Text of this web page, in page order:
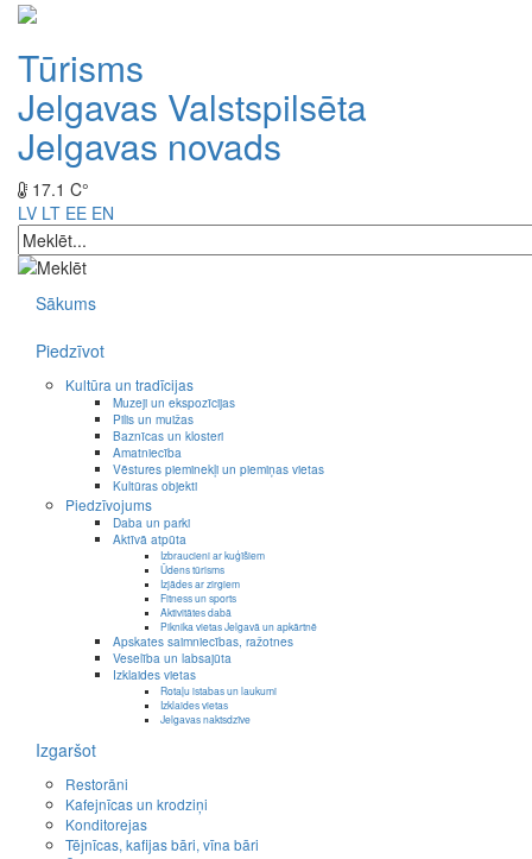
Tūrisms
Jelgavas Valstspilsēta
Jelgavas novads
17.1 C°
LV LT EE EN
Sākums
Piedzīvot
Kultūra un tradīcijas
Muzeji un ekspozīcijas
Pilis un muižas
Baznīcas un klosteri
Amatniecība
Vēstures pieminekļi un piemiņas vietas
Kultūras objekti
Piedzīvojums
Daba un parki
Aktīvā atpūta
Izbraucieni ar kuģīšiem
Ūdens tūrisms
Izjādes ar zirgiem
Fitness un sports
Aktivitātes dabā
Piknika vietas Jelgavā un apkārtnē
Apskates saimniecības, ražotnes
Veselība un labsajūta
Izklaides vietas
Rotaļu istabas un laukumi
Izklaides vietas
Jelgavas naktsdzīve
Izgaršot
Restorāni
Kafejnīcas un krodziņi
Konditorejas
Tējnīcas, kafijas bāri, vīna bāri